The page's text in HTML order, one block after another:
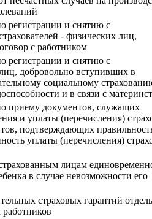
регистрации и снятию с
- физических лиц,
с работником
регистрации и снятию с
добровольно вступивших в
социальному
и в связи с
приему документов, служащих
и уплаты (перечисления)
подтверждающих
уплаты (перечисления)
лицам
в случае невозможности его
страховых гарантий